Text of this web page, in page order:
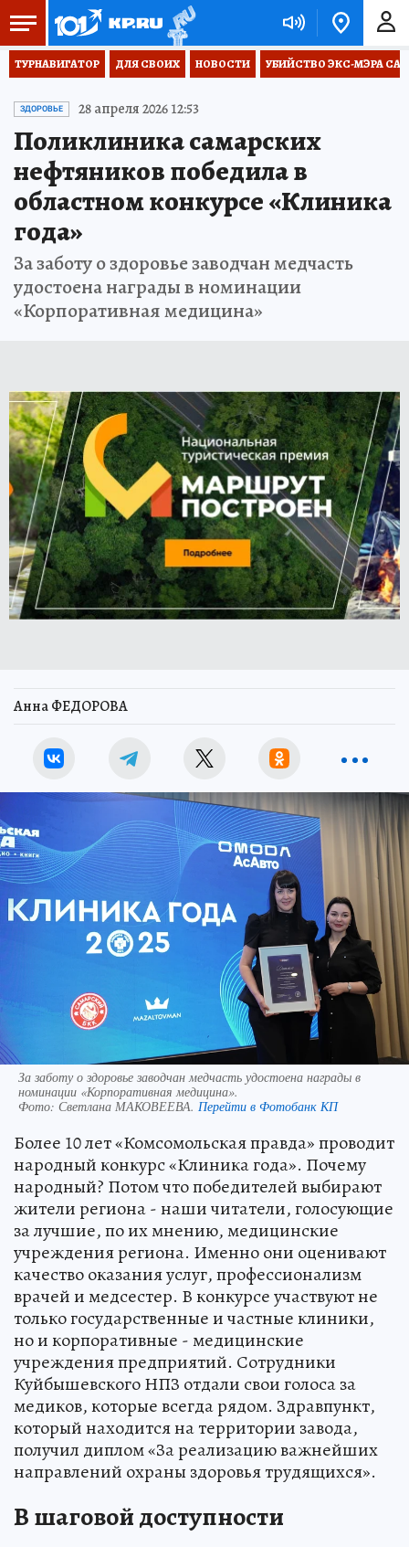
ТУРНАВИГАТОР ДЛЯ СВОИХ НОВОСТИ УБИЙСТВО ЭКС-МЭРА
ЗДОРОВЬЕ 28 апреля 2026 12:53
Поликлиника самарских
нефтяников победила в
областном конкурсе «Клиника
года»
За заботу о здоровье заводчан медчасть
удостоена награды в номинации
«Корпоративная медицина»
Анна ФЕДОРОВА
За заботу о здоровье заводчан медчасть удостоена награды в
номинации «Корпоративная медицина».
Фото: Светлана МАКОВЕЕВА. Перейти в Фотобанк КП
Более 10 лет «Комсомольская правда» проводит
народный конкурс «Клиника года». Почему
народный? Потом что победителей выбирают
жители региона - наши читатели, голосующие
за лучшие, по их мнению, медицинские
учреждения региона. Именно они оценивают
качество оказания услуг, профессионализм
врачей и медсестер. В конкурсе участвуют не
только государственные и частные клиники,
но и корпоративные - медицинские
учреждения предприятий. Сотрудники
Куйбышевского НПЗ отдали свои голоса за
медиков, которые всегда рядом. Здравпункт,
который находится на территории завода,
получил диплом «За реализацию важнейших
направлений охраны здоровья трудящихся».
В шаговой доступности